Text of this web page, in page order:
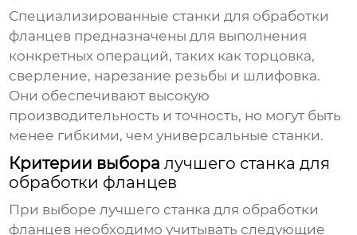
Специализированные станки для обработки
фланцев предназначены для выполнения
конкретных операций, таких как торцовка,
сверление, нарезание резьбы и шлифовка.
Они обеспечивают высокую
производительность и точность, но могут быть
менее гибкими, чем универсальные станки.
Критерии выборалучшего станка для
обработки фланцев
При выборелучшего станка для обработки
фланцев необходимо учитывать следующие